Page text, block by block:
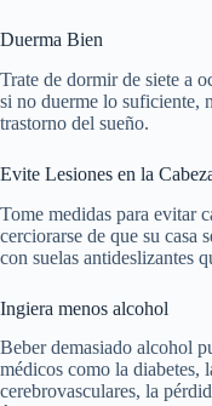
Duerma Bien
Trate de dormir de siete a
si no duerme lo suficiente,
trastorno del sueño.
Evite Lesiones en la
Tome medidas para evitar
cerciorarse de que su casa
con suelas antideslizantes
Ingiera menos alcohol
Beber demasiado alcohol
médicos como la diabetes,
cerebrovasculares, la